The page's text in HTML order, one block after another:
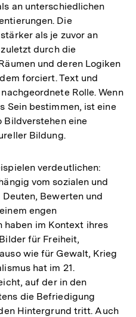
an unterschiedlichen
Die
als je zuvor an
durch die
und deren Logiken
forciert. Text und
Rolle. Wenn
Sein bestimmen, ist eine
eine
Bildung.
verdeutlichen:
vom sozialen und
Bewerten und
engen
haben im Kontext ihres
für Freiheit,
wie für Gewalt, Krieg
hat im 21.
auf der in den
die Befriedigung
Hintergrund tritt. Auch